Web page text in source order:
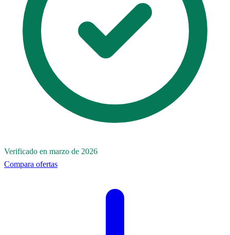
Verificado en marzo de 2026
Compara ofertas